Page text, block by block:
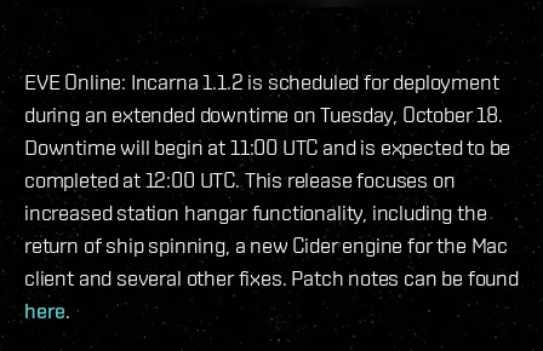
EVE Online: Incarna 1.1.2 is scheduled for deployment
during an extended downtime on Tuesday, October 18.
Downtime will begin at 11:00 UTC and is expected to be
completed at 12:00 UTC. This release focuses on
increased station hangar functionality, including the
return of ship spinning, a new Cider engine for the Mac
client and several other fixes. Patch notes can be found
here.